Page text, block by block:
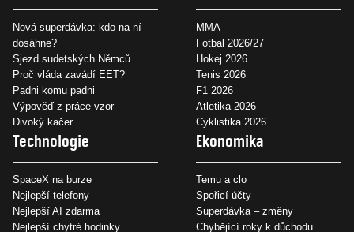
Nová superdávka: kdo na ní
dosáhne?
Sjezd sudetských Němců
Proč vláda zavádí EET?
Padni komu padni
Výpověď z práce vzor
Divoký kačer
MMA
Fotbal 2026/27
Hokej 2026
Tenis 2026
F1 2026
Atletika 2026
Cyklistika 2026
Technologie
SpaceX na burze
Nejlepší telefony
Nejlepší AI zdarma
Nejlepší chytré hodinky
Ekonomika
Temu a clo
Spořicí účty
Superdávka – změny
Chybějící roky k důchodu